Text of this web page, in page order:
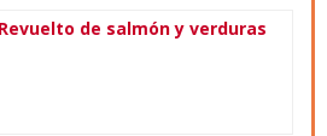
Revuelto de salmón y verduras